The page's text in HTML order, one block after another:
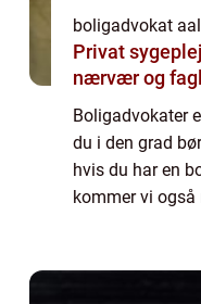
boligadvokat
Privat sygepleje i
nærvær og
Boligadvokater
du i den grad
hvis du har en
kommer vi også